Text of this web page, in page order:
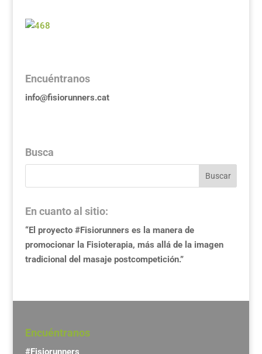
Encuéntranos
info@fisiorunners.cat
Busca
En cuanto al sitio:
“El proyecto #Fisiorunners es la manera de
promocionar la Fisioterapia, más allá de la imagen
tradicional del masaje postcompetición.”
Encuéntranos
#Fisiorunners